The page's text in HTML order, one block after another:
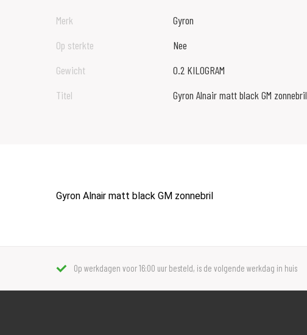
Merk
Gyron
Op sterkte
Nee
Gewicht
0.2 KILOGRAM
Titel
Gyron Alnair matt black GM zonnebril
Gyron Alnair matt black GM zonnebril
Op werkdagen voor 16:00 uur besteld, is de volgende werkdag in huis